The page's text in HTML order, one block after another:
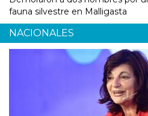
fauna silvestre en Malligasta
NACIONALES